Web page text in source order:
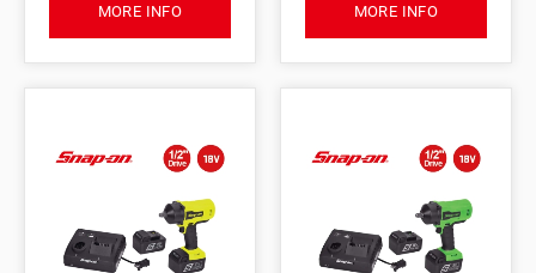
(Tool Only) (紅)
MORE INFO
｜單電池 (紅)
MORE INFO